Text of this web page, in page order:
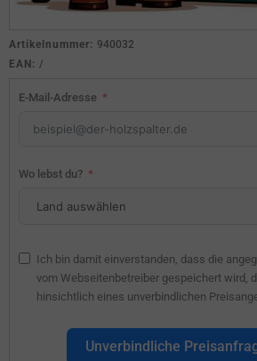
Artikelnummer: 940032
EAN: /
E-Mail-Adresse
Wo lebst du?
Ich bin damit einverstanden, dass die
vom Webseitenbetreiber gespeichert wird,
hinsichtlich eines unverbindlichen
Unverbindliche